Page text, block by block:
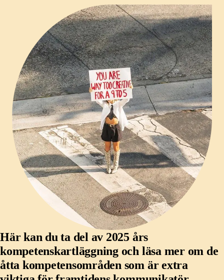
Här kan du ta del av 2025 års
kompetenskartläggning och läsa mer om de
åtta kompetensområden som är extra